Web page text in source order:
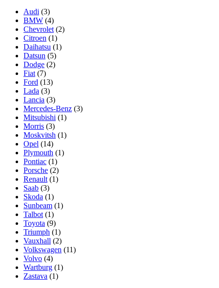
Audi (3)
BMW (4)
Chevrolet (2)
Citroen (1)
Daihatsu (1)
Datsun (5)
Dodge (2)
Fiat (7)
Ford (13)
Lada (3)
Lancia (3)
Mercedes-Benz (3)
Mitsubishi (1)
Morris (3)
Moskvitsh (1)
Opel (14)
Plymouth (1)
Pontiac (1)
Porsche (2)
Renault (1)
Saab (3)
Skoda (1)
Sunbeam (1)
Talbot (1)
Toyota (9)
Triumph (1)
Vauxhall (2)
Volkswagen (11)
Volvo (4)
Wartburg (1)
Zastava (1)